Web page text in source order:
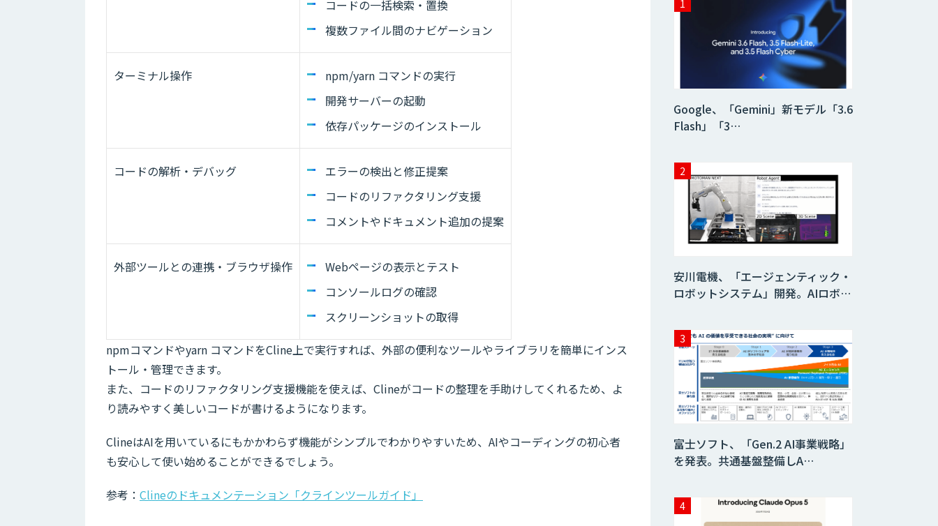
コードの一括検索・置換
複数ファイル間のナビゲーション
ターミナル操作
npm/yarn コマンドの実行
開発サーバーの起動
依存パッケージのインストール
コードの解析・デバッグ
エラーの検出と修正提案
コードのリファクタリング支援
コメントやドキュメント追加の提案
外部ツールとの連携・ブラウザ操作
Webページの表示とテスト
コンソールログの確認
スクリーンショットの取得
npmコマンドやyarn コマンドをCline上で実行すれば、外部の便利なツールやライブラリを簡単にインス
トール・管理できます。
また、コードのリファクタリング支援機能を使えば、Clineがコードの整理を手助けしてくれるため、よ
り読みやすく美しいコードが書けるようになります。
ClineはAIを用いているにもかかわらず機能がシンプルでわかりやすいため、AIやコーディングの初心者
も安心して使い始めることができるでしょう。
参考： Clineのドキュメンテーション「クラインツールガイド」
Cogent AI
Cabinet
AI/DX研修
imprai ezKotae
GPT-4
援サービス
生成AI活用 1day
ブートキャンプ
データ分析エージ
ェント
き」コンサルティ
ングサービス
Google、「Gemini」新モデル「3.6
Flash」「3…
安川電機、「エージェンティック・
ロボットシステム」開発。AIロボ…
富士ソフト、「Gen.2 AI事業戦略」
を発表。共通基盤整備しA…